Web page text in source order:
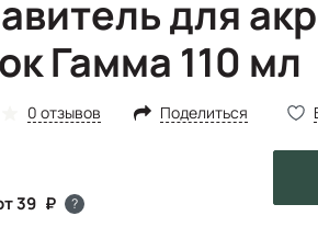
для
Гамма 110 мл
0 отзывов Поделиться
39 ?